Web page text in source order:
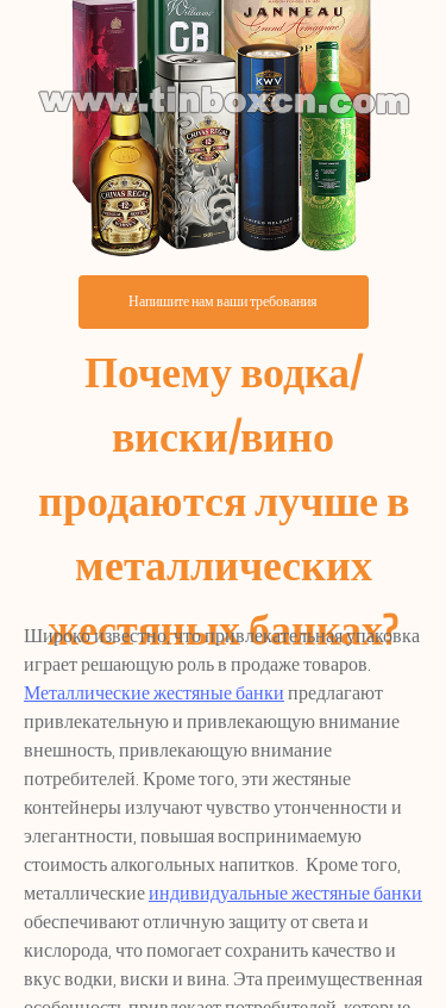
Почему водка/
виски/вино
продаются лучше в
металлических
жестяных банках?
Широко известно, что привлекательная упаковка
играет решающую роль в продаже товаров.
Металлические жестяные банкипредлагают
привлекательную и привлекающую внимание
внешность, привлекающую внимание
потребителей. Кроме того, эти жестяные
контейнеры излучают чувство утонченности и
элегантности, повышая воспринимаемую
стоимость алкогольных напитков. Кроме того,
металлическиеиндивидуальные жестяные банки
обеспечивают отличную защиту от света и
кислорода, что помогает сохранить качество и
вкус водки, виски и вина. Эта преимущественная
Напишите нам ваши требования